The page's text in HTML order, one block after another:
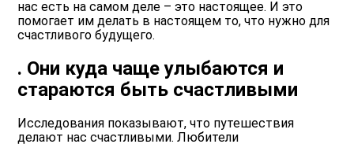
нас есть на самом деле – это настоящее. И это
помогает им делать в настоящем то, что нужно для
счастливого будущего.
. Они куда чаще улыбаются и
стараются быть счастливыми
Исследования показывают, что путешествия
делают нас счастливыми. Любители